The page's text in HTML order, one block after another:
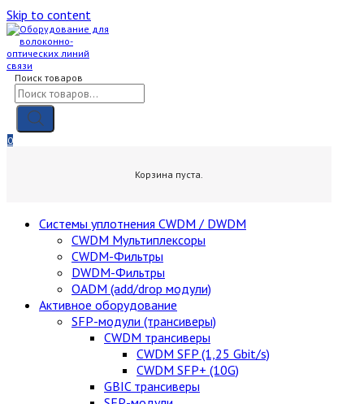
Skip to content
Поиск товаров
0
Корзина пуста.
Cистемы уплотнения CWDM / DWDM
CWDM Мультиплексоры
CWDM-Фильтры
DWDM-Фильтры
OADM (add/drop модули)
Активное оборудование
SFP-модули (трансиверы)
CWDM трансиверы
CWDM SFP (1,25 Gbit/s)
CWDM SFP+ (10G)
GBIC трансиверы